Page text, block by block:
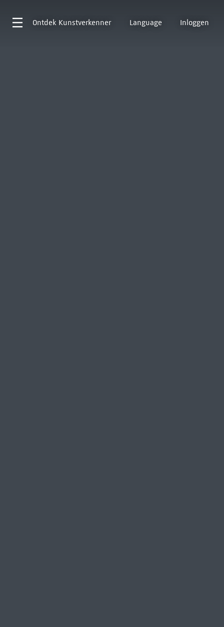
Ontdek Kunstverkenner Language Inloggen